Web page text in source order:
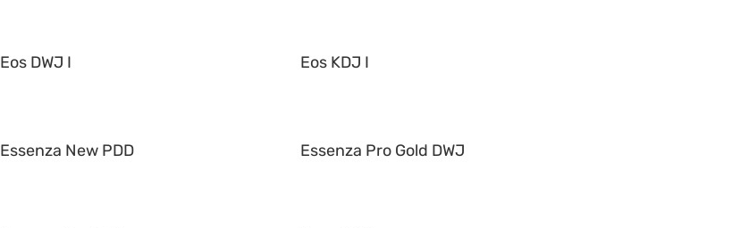
Eos DWJ I Eos KDJ I
Essenza New PDD Essenza Pro Gold DWJ